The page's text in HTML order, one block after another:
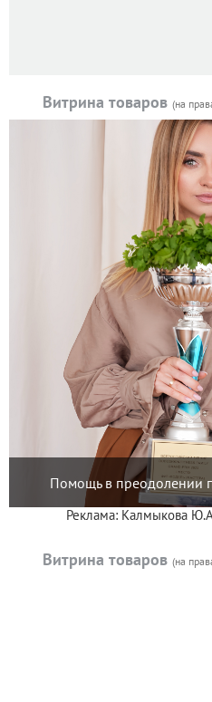
Витрина товаров (на
Помощь в преодолении
Реклама: Калмыкова
Витрина товаров (на